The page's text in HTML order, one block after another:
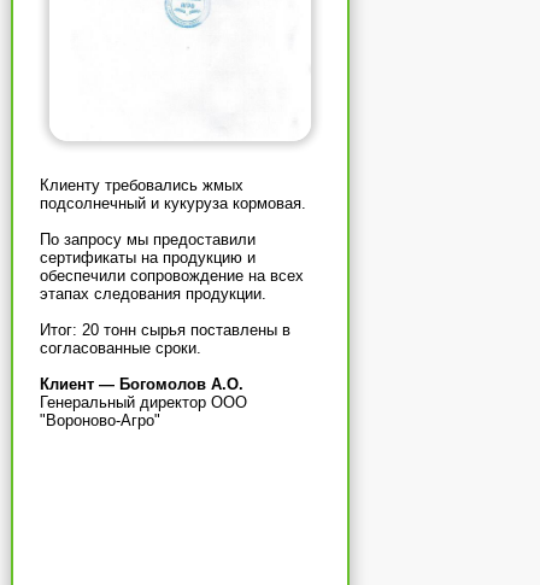
Клиенту требовались жмых
подсолнечный и кукуруза кормовая.
По запросу мы предоставили
сертификаты на продукцию и
обеспечили сопровождение на всех
этапах следования продукции.
Итог: 20 тонн сырья поставлены в
согласованные сроки.
Клиент — Богомолов А.О.
Генеральный директор ООО
"Вороново-Агро"